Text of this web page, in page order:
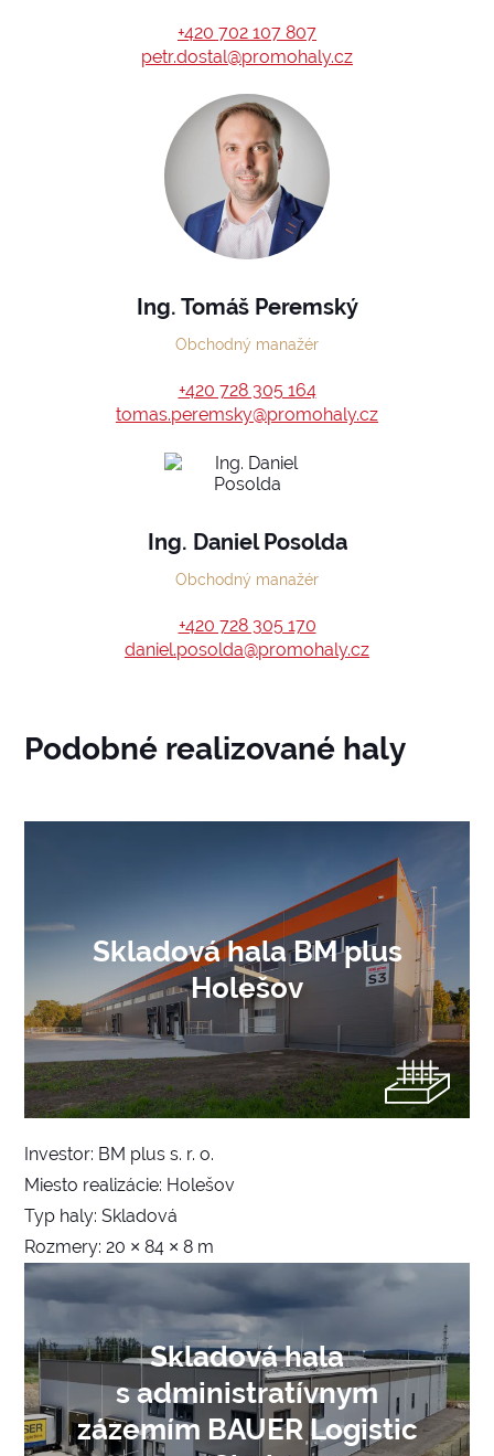
+420 702 107 807
petr.dostal@promohaly.cz
Ing. Tomáš Peremský
Obchodný manažér
+420 728 305 164
tomas.peremsky@promohaly.cz
Ing. Daniel Posolda
Obchodný manažér
+420 728 305 170
daniel.posolda@promohaly.cz
Podobné realizované haly
Skladová hala BM plus
Holešov
Investor: BM plus s. r. o.
Miesto realizácie: Holešov
Typ haly: Skladová
Rozmery: 20 × 84 × 8 m
Skladová hala
s administratívnym
zázemím BAUER Logistic